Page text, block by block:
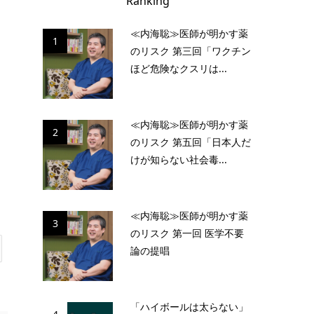
1
≪内海聡≫医師が明かす薬
のリスク 第三回「ワクチン
ほど危険なクスリは...
2
≪内海聡≫医師が明かす薬
のリスク 第五回「日本人だ
けが知らない社会毒...
3
≪内海聡≫医師が明かす薬
のリスク 第一回 医学不要
論の提唱
「ハイボールは太らない」